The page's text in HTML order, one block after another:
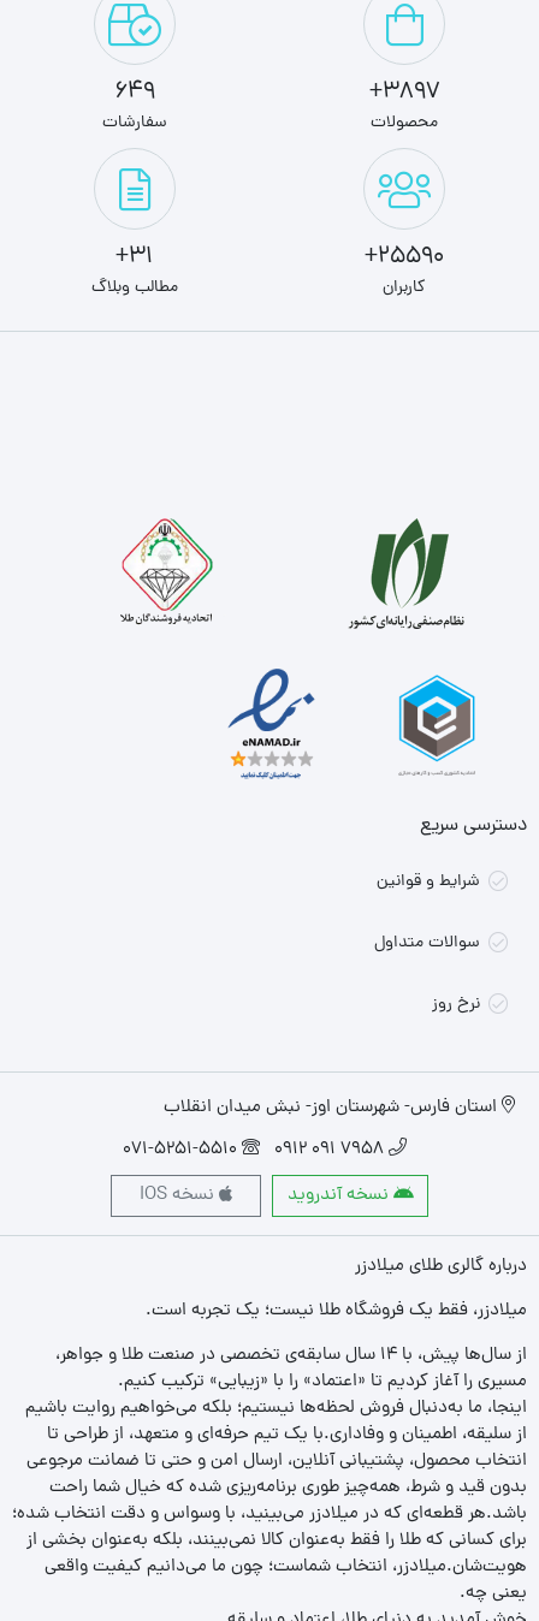
3897+
محصولات
649
سفارشات
25590+
کاربران
31+
مطالب وبلاگ
دسترسی سریع
شرایط و قوانین
سوالات متداول
نرخ روز
استان فارس- شهرستان اوز- نبش میدان انقلاب
7958 091 0912
071-5251-5510
نسخه آندروید
نسخه IOS
درباره گالری طلای میلادزر
میلادزر، فقط یک فروشگاه طلا نیست؛ یک تجربه‌ است.
از سال‌ها پیش، با ۱۴ سال سابقه‌ی تخصصی در صنعت طلا و جواهر،
مسیری را آغاز کردیم تا «اعتماد» را با «زیبایی» ترکیب کنیم.
اینجا، ما به‌دنبال فروش لحظه‌ها نیستیم؛ بلکه می‌خواهیم روایت باشیم
از سلیقه، اطمینان و وفاداری.با یک تیم حرفه‌ای و متعهد، از طراحی تا
انتخاب محصول، پشتیبانی آنلاین، ارسال امن و حتی تا ضمانت مرجوعی
بدون قید و شرط، همه‌چیز طوری برنامه‌ریزی شده که خیال شما راحت
باشد.هر قطعه‌ای که در میلادزر می‌بینید، با وسواس و دقت انتخاب شده؛
برای کسانی که طلا را فقط به‌عنوان کالا نمی‌بینند، بلکه به‌عنوان بخشی از
هویت‌شان.میلادزر، انتخاب شماست؛ چون ما می‌دانیم کیفیت واقعی
یعنی چه.